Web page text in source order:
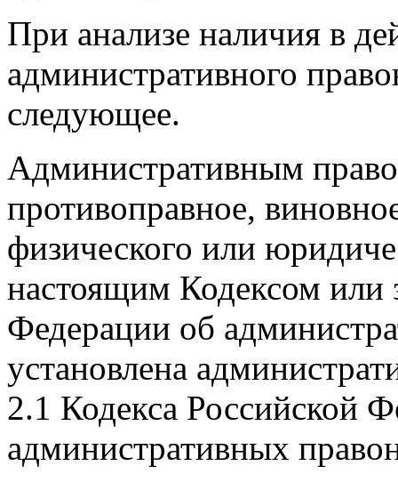
При анализе наличия в
административного
следующее.
Административным
противоправное,
физического или
настоящим Кодексом или
Федерации об
установлена
2.1 Кодекса Российской
административных